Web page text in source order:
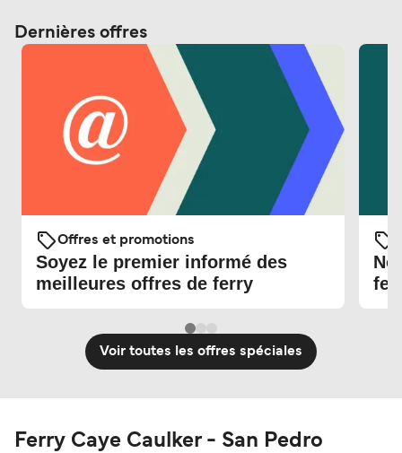
Dernières offres
Offres et promotions
Soyez le premier informé des
meilleures offres de ferry
Voir toutes les offres spéciales
Ferry Caye Caulker - San Pedro